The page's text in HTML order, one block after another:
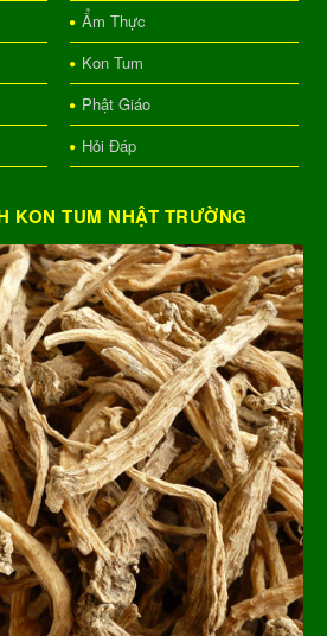
Ẩm Thực
Kon Tum
Phật Giáo
Hỏi Đáp
KON TUM NHẬT TRƯỜNG